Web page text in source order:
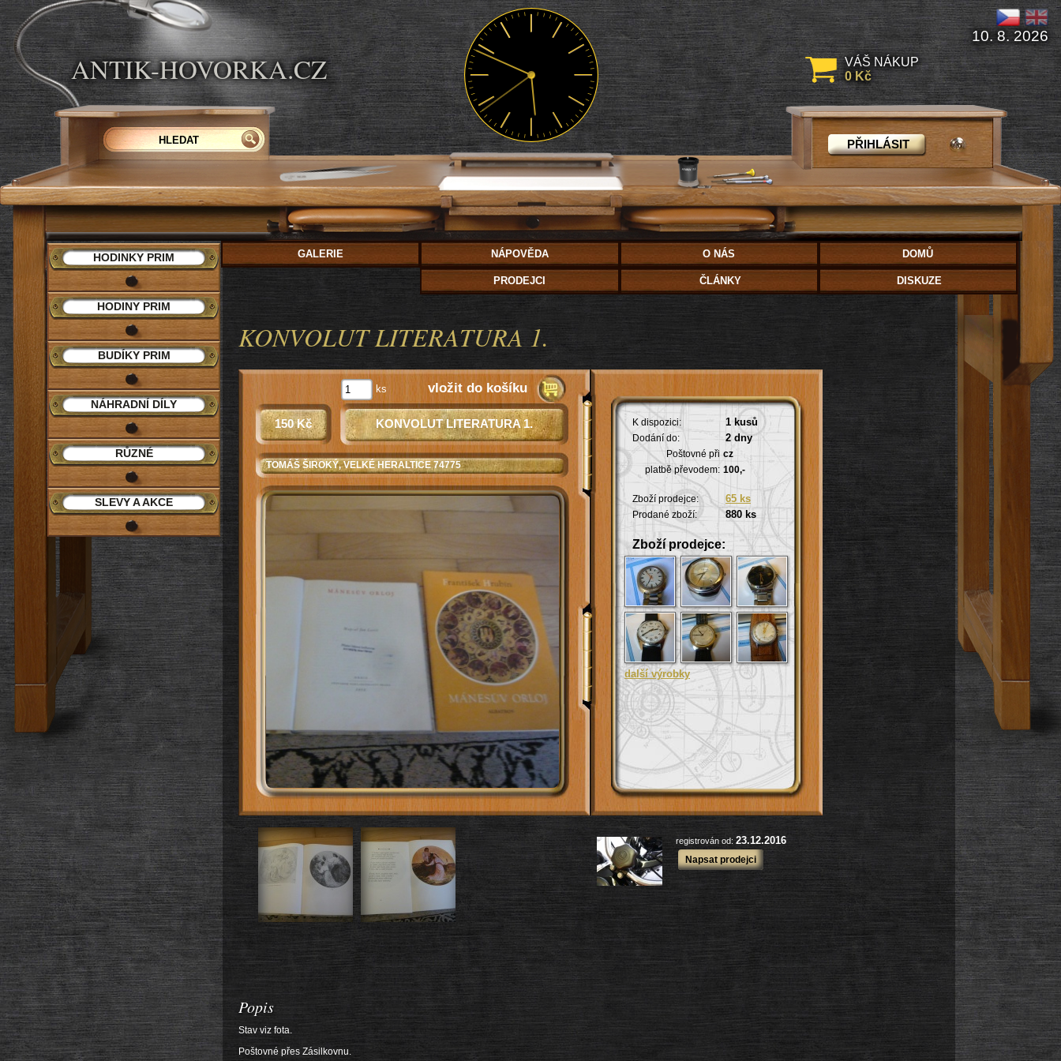
KONVOLUT LITERATURA 1.
150 Kč KONVOLUT LITERATURA 1.
TOMÁŠ ŠIROKÝ, VELKÉ HERALTICE 74775
ks vložit do košíku
K dispozici: 1 kusů
Dodání do: 2 dny
Poštovné při cz
platbě převodem: 100,-
Zboží prodejce: 65 ks
Prodané zboží: 880 ks
Zboží prodejce:
další výrobky
registrován od:23.12.2016
Napsat prodejci
Popis
Stav viz fota.
Poštovné přes Zásilkovnu.
ANTIK-HOVORKA.CZ
PŘIHLÁSIT
10. 8. 2026
VÁŠ NÁKUP
0 Kč
DOMŮ
O NÁS
NÁPOVĚDA
GALERIE
DISKUZE
ČLÁNKY
PRODEJCI
HODINKY PRIM
HODINY PRIM
BUDÍKY PRIM
NÁHRADNÍ DÍLY
RŮZNÉ
SLEVY A AKCE